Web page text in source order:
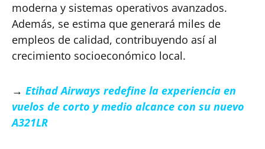
moderna y sistemas operativos avanzados.
Además, se estima que generará miles de
empleos de calidad, contribuyendo así al
crecimiento socioeconómico local.
→ Etihad Airways redefine la experiencia en
vuelos de corto y medio alcance con su nuevo
A321LR